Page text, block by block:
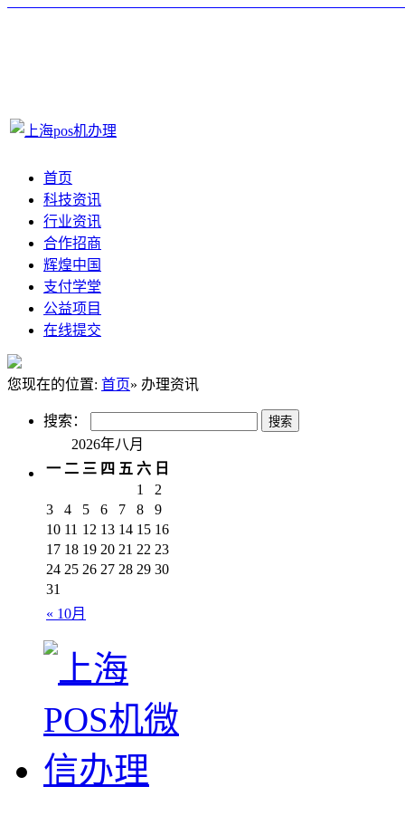
首页
科技资讯
行业资讯
合作招商
辉煌中国
支付学堂
公益项目
在线提交
您现在的位置: 首页» 办理资讯
搜索：
2026年八月
一 二 三 四 五 六 日
« 10月
1
2
3
4 5 6 7 8
9
10 11 12 13 14 15 16
17 18 19 20 21 22 23
24 25 26 27 28 29 30
31